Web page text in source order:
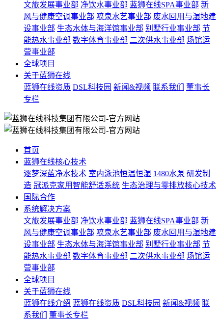
文旅发展事业部 净饮水事业部 蓝狮在线SPA事业部 新
风与健康空调事业部 喷泉水艺事业部 废水回用与湿地建
设事业部 生态水体与海洋馆事业部 别墅行业事业部 节
能热水事业部 数字体育事业部 二次供水事业部 场馆运
营事业部
全球项目
关于蓝狮在线
蓝狮在线资质 DSL科技园 新闻&视频 联系我们
董事长
专栏
首页
蓝狮在线核心技术
逐梦深蓝净水技术 室内泳池恒温恒湿 1480水泵 研发制
造 冠派克家用智能舒适系统 生态治理与零排放核心技术
国际合作
系统解决方案
文旅发展事业部 净饮水事业部 蓝狮在线SPA事业部 新
风与健康空调事业部 喷泉水艺事业部 废水回用与湿地建
设事业部 生态水体与海洋馆事业部 别墅行业事业部 节
能热水事业部 数字体育事业部 二次供水事业部 场馆运
营事业部
全球项目
关于蓝狮在线
蓝狮在线介绍 蓝狮在线资质 DSL科技园 新闻&视频 联
系我们
董事长专栏